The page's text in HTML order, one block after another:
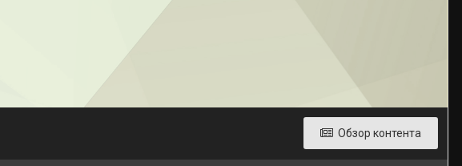
Обзор контента